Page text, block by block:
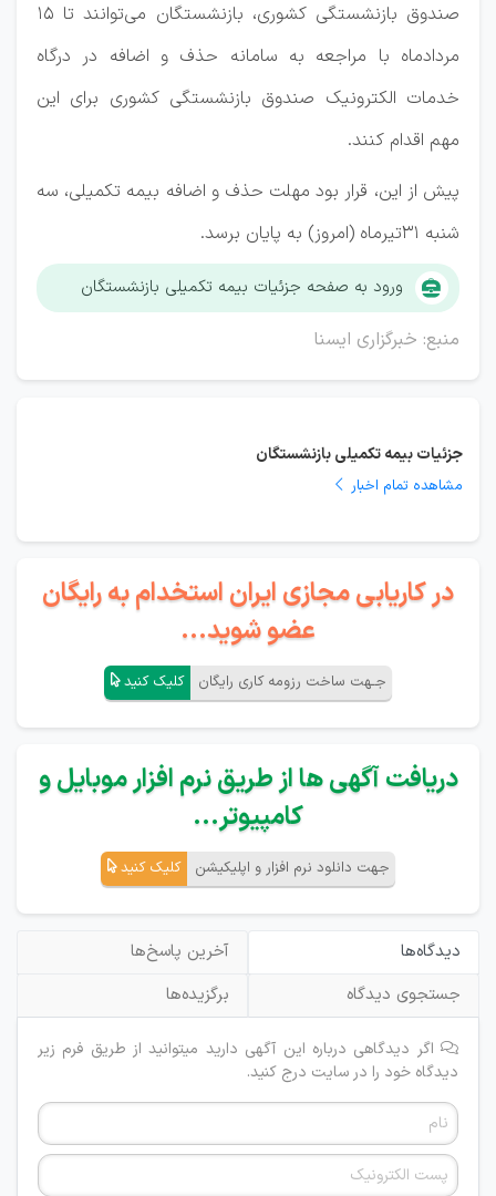
صندوق بازنشستگی کشوری، بازنشستگان می‌توانند تا ۱۵
مردادماه با مراجعه به سامانه حذف و اضافه در درگاه
خدمات الکترونیک صندوق بازنشستگی کشوری برای این
مهم اقدام کنند.
پیش از این، قرار بود مهلت حذف و اضافه بیمه تکمیلی، سه
شنبه ۳۱تیرماه (امروز) به پایان برسد.
ورود به صفحه جزئیات بیمه تکمیلی بازنشستگان
منبع: خبرگزاری ایسنا
جزئیات بیمه تکمیلی بازنشستگان
مشاهده تمام اخبار
در کاریابی مجازی ایران استخدام به رایگان
عضو شوید...
جـهت ساخت رزومه کاری رایگان کلیک کنید
دریافت آگهی ها از طریق نرم افزار موبایل و
کامپیوتر...
جهت دانلود نرم افزار و اپلیکیشن کلیک کنید
دیدگاه‌ها
آخرین پاسخ‌ها
جستجوی دیدگاه
برگزیده‌ها
اگر دیدگاهی درباره این آگهی دارید میتوانید از طریق فرم زیر
دیدگاه خود را در سایت درج کنید.